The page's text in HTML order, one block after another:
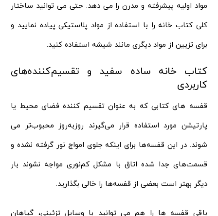
مواد اولیه پیشرفته و مدرن را می دهد. حتی می توانید ساختار
کلی کتاب خانه را با استفاده از مواد پلاستیکی پیاده نمایید و
برای تزیین از مواد دیگری مانند شیشه استفاده کنید.
کتاب خانه ساده سفید و تقسیم‌کننده‌های
کاربردی
قفسه‌ های کتابی که به عنوان تقسیم‌ کننده فضای محیط یا
پارتیشن مورد استفاده قرار می‌گیرند روزبه‌روز محبوب‌تر می‌
شوند. در این قفسه‌ها برای اینکه جلوی امواج نور گرفته نشده و
قسمت‌های جدا شده‌ اتاق با مشکل کم‌نوری مواجه نشوند بار
دیگر بهتر است بعضی از قفسه‌ها را خالی بگذارید.
باقی قفسه‌ ها را هم می‌ توانید با وسایل تزئینی، گیاهان